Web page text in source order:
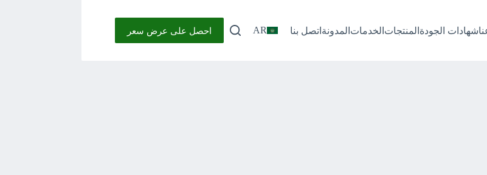
شهادات الجودة المنتجات الخدمات المدونة اتصل بنا AR احصل على عرض سعر